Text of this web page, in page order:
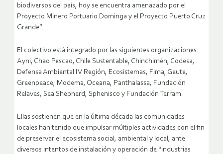
biodiversos del país, hoy se encuentra amenazado por el
Proyecto Minero Portuario Dominga y el Proyecto Puerto Cruz
Grande”.
El colectivo está integrado por las siguientes organizaciones:
Ayni, Chao Pescao, Chile Sustentable, Chinchimén, Codesa,
Defensa Ambiental IV Región, Ecosistemas, Fima, Geute,
Greenpeace, Modema, Oceana, Panthalassa, Fundación
Relaves, Sea Shepherd, Sphenisco y Fundación Terram.
Ellas sostienen que en la última década las comunidades
locales han tenido que impulsar múltiples actividades con el fin
de preservar el ecosistema social, ambiental y local, ante
diversos intentos de instalación y operación de “industrias